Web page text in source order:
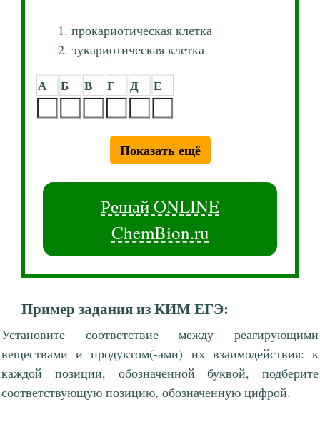
прокариотическая клетка
эукариотическая клетка
А Б В Г Д Е
Показать ещё
Решай ONLINE
ChemBion.ru
Пример задания из КИМ ЕГЭ:
Установите соответствие между реагирующими
веществами и продуктом(-ами) их взаимодействия: к
каждой позиции, обозначенной буквой, подберите
соответствующую позицию, обозначенную цифрой.